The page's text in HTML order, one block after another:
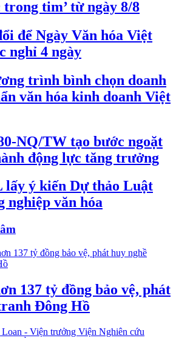
trong tim’ từ ngày 8/8
để Ngày Văn hóa Việt
nghỉ 4 ngày
trình bình chọn doanh
văn hóa kinh doanh Việt
NQ/TW tạo bước ngoặt
động lực tăng trưởng
ý kiến Dự thảo Luật
nghiệp văn hóa
137 tỷ đồng bảo vệ, phát
Đông Hồ